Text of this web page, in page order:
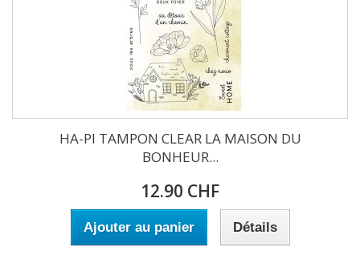
HA-PI TAMPON CLEAR LA MAISON DU
BONHEUR...
12.90 CHF
Ajouter au panier Détails